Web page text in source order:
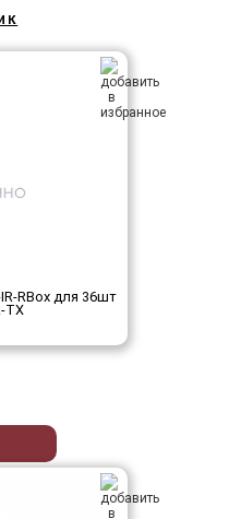
RBox для 36шт
TX